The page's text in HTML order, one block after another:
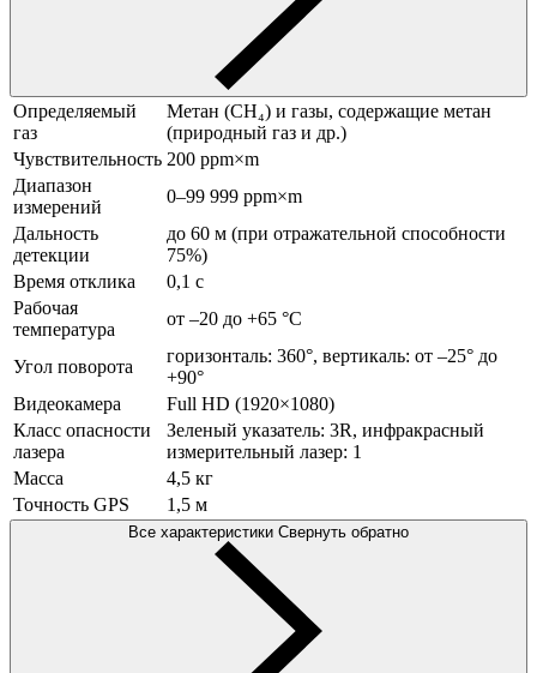
Определяемый
газ
Метан (CH₄) и газы, содержащие метан
(природный газ и др.)​
Чувствительность 200 ppm×m​
Диапазон
измерений
0–99 999 ppm×m​
Дальность
детекции
до 60 м (при отражательной способности
75%)​
Время отклика
0,1 с​
Рабочая
температура
от –20 до +65 °C​
Угол поворота
горизонталь: 360°, вертикаль: от –25° до
+90°​
Видеокамера
Full HD (1920×1080)​
Класс опасности
лазера
Зеленый указатель: 3R, инфракрасный
измерительный лазер: 1​
Масса
4,5 кг​
Точность GPS
1,5 м
Все характеристики Свернуть обратно